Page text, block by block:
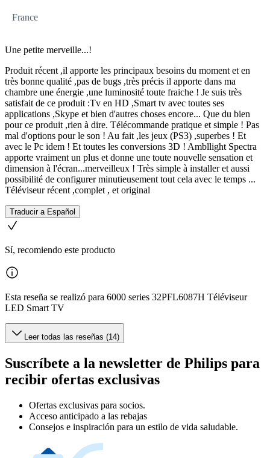
France
Une petite merveille...!
Produit récent ,il apporte les principaux besoins du moment et en
très bonne qualité ,pas de bugs ,très précis il apporte dans ma
chambre une énergie ,une luminosité toute fraiche ! Je suis très
satisfait de ce produit :Tv en HD ,Smart tv avec toutes ses
applications ,Skype et bien d'autres choses encore... Que du bien
pour ce produit ,rien à dire. Télécommande pratique et simple ! Pas
mal d'options pour le son ! Au fait ,les jeux (PS3) ,superbes ! Et
avec le Pc idem ! Et toutes les conversions 3D ! Ambllight Spectra
apporte vraiment un plus et donne une toute nouvelle sensation et
dimension à l'écran...merveilleux ! Très simple à installer et aussi
possibilité de configurer minutieusement tout cela avec le temps ...
Téléviseur récent ,complet , et original
Traducir a Español
Sí, recomiendo este producto
Esta reseña se realizó para 6000 series 32PFL6087H Téléviseur
LED Smart TV
Leer todas las reseñas (14)
Suscríbete a la newsletter de Philips para
recibir ofertas exclusivas
Ofertas exclusivas para socios.
Acceso anticipado a las rebajas
Consejos e inspiración para un estilo de vida saludable.